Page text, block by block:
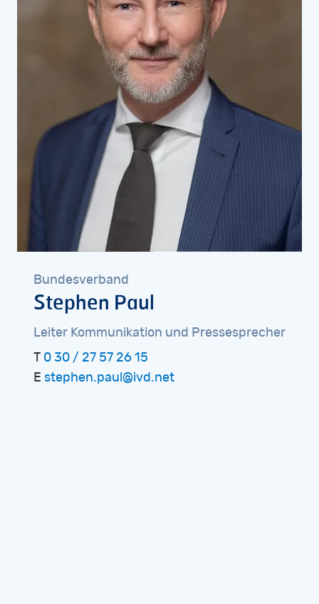
Bundesverband
Stephen Paul
Leiter Kommunikation und Pressesprecher
T 0 30 / 27 57 26 15
E stephen.paul@ivd.net